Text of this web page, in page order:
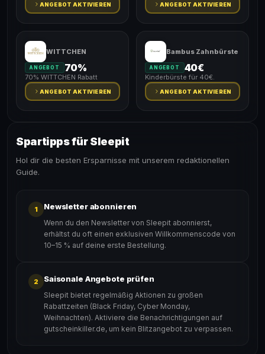
ANGEBOT AKTIVIEREN ANGEBOT AKTIVIEREN
WITTCHEN
ANGEBOT 70%
70% WITTCHEN Rabatt
ANGEBOT AKTIVIEREN
Bambus Zahnbürste
ANGEBOT 40€
Kinderbürste für 40€.
ANGEBOT AKTIVIEREN
Spartipps für Sleepit
Hol dir die besten Ersparnisse mit unserem redaktionellen
Guide.
1 Newsletter abonnieren
Wenn du den Newsletter von Sleepit abonnierst,
erhältst du oft einen exklusiven Willkommenscode von
10–15 % auf deine erste Bestellung.
2 Saisonale Angebote prüfen
Sleepit bietet regelmäßig Aktionen zu großen
Rabattzeiten (Black Friday, Cyber Monday,
Weihnachten). Aktiviere die Benachrichtigungen auf
gutscheinkiller.de, um kein Blitzangebot zu verpassen.